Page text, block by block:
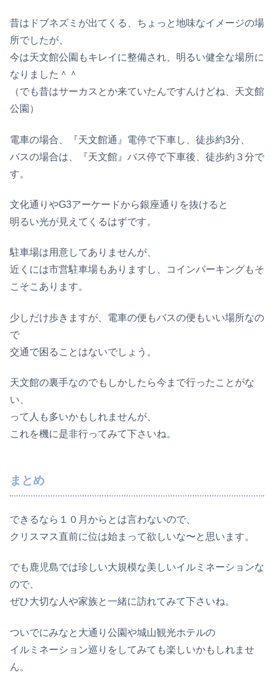
昔はドブネズミが出てくる、ちょっと地味なイメージの場
所でしたが、
今は天文館公園もキレイに整備され、明るい健全な場所に
なりました＾＾
（でも昔はサーカスとか来ていたんですんけどね、天文館
公園）
電車の場合、『天文館通』電停で下車し、徒歩約3分、
バスの場合は、『天文館』バス停で下車後、徒歩約３分で
す。
文化通りやG3アーケードから銀座通りを抜けると
明るい光が見えてくるはずです。
駐車場は用意してありませんが、
近くには市営駐車場もありますし、コインパーキングもそ
こそこあります。
少しだけ歩きますが、電車の便もバスの便もいい場所なの
で
交通で困ることはないでしょう。
天文館の裏手なのでもしかしたら今まで行ったことがな
い、
って人も多いかもしれませんが、
これを機に是非行ってみて下さいね。
まとめ
できるなら１０月からとは言わないので、
クリスマス直前に位は始まって欲しいな〜と思います。
でも鹿児島では珍しい大規模な美しいイルミネーションな
ので、
ぜひ大切な人や家族と一緒に訪れてみて下さいね。
ついでにみなと大通り公園や城山観光ホテルの
イルミネーション巡りをしてみても楽しいかもしれませ
ん。